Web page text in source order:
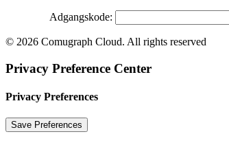
Adgangskode:
© 2026 Comugraph Cloud. All rights reserved
Privacy Preference Center
Privacy Preferences